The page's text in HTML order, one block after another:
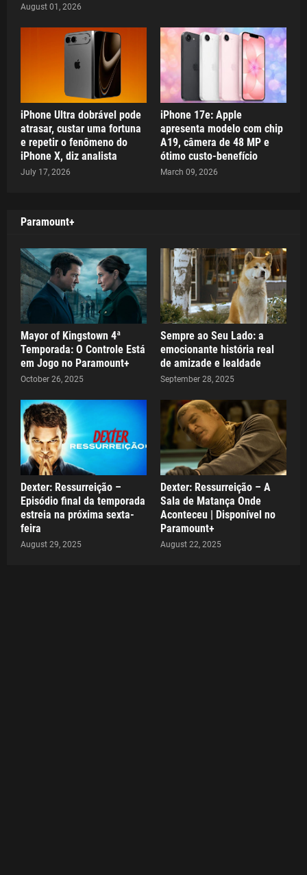
August 01, 2026
iPhone Ultra dobrável pode
atrasar, custar uma fortuna
e repetir o fenômeno do
iPhone X, diz analista
July 17, 2026
iPhone 17e: Apple
apresenta modelo com chip
A19, câmera de 48 MP e
ótimo custo-benefício
March 09, 2026
Paramount+
Mayor of Kingstown 4ª
Temporada: O Controle Está
em Jogo no Paramount+
October 26, 2025
Sempre ao Seu Lado: a
emocionante história real
de amizade e lealdade
September 28, 2025
Dexter: Ressurreição –
Episódio final da temporada
estreia na próxima sexta-
feira
August 29, 2025
Dexter: Ressurreição – A
Sala de Matança Onde
Aconteceu | Disponível no
Paramount+
August 22, 2025